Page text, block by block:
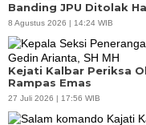
Banding JPU Ditolak
8 Agustus 2026 | 14:24 WIB
Kejati Kalbar Periksa
Rampas Emas
27 Juli 2026 | 17:56 WIB